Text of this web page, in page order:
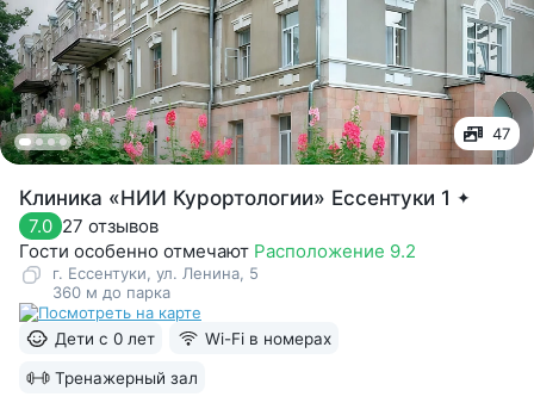
47
Клиника «НИИ Курортологии» Ессентуки 1 ✦
7.0 27 отзывов
Гости особенно отмечают Расположение 9.2
г. Ессентуки, ул. Ленина, 5
360 м до парка
Дети с 0 лет Wi-Fi в номерах
Тренажерный зал